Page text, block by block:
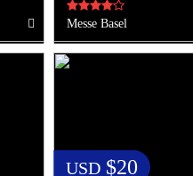
Messe Basel
USD$20